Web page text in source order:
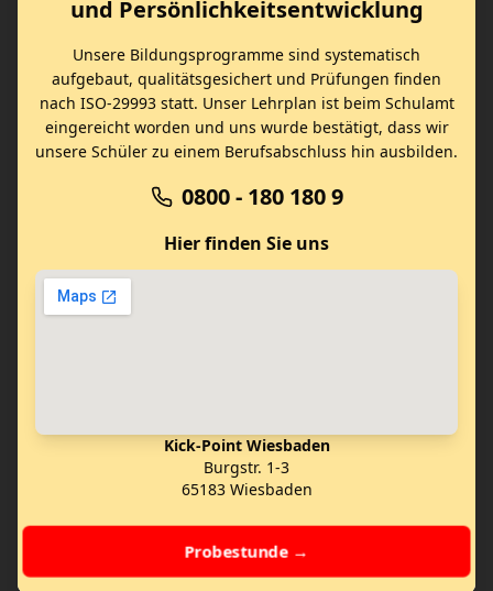
und Persönlichkeitsentwicklung
Unsere Bildungsprogramme sind systematisch
aufgebaut, qualitätsgesichert und Prüfungen finden
nach ISO-29993 statt. Unser Lehrplan ist beim Schulamt
eingereicht worden und uns wurde bestätigt, dass wir
unsere Schüler zu einem Berufsabschluss hin ausbilden.
0800 - 180 180 9
Hier finden Sie uns
Kick-Point Wiesbaden
Burgstr. 1-3
65183 Wiesbaden
Probestunde →